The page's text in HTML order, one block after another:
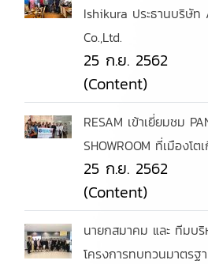
Ishikura ประธานบริษั
Co.,Ltd.
25 ก.ย. 2562
(Content)
RESAM เข้าเยี่ยมชม
SHOWROOM ที่เมืองโ
25 ก.ย. 2562
(Content)
นายกสมาคม และ ทีมบริ
โครงการทบทวนมาตรฐ